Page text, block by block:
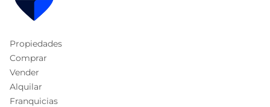
Propiedades
Comprar
Vender
Alquilar
Franquicias